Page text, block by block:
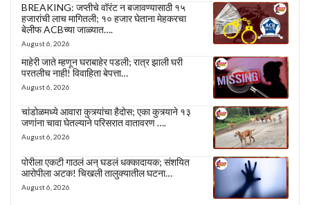
BREAKING: जप्तीचे वॉरंट न बजावण्यासाठी १५
हजारांची लाच मागितली; १० हजार घेताना मेहकरचा
बेलीफ ACBच्या जाळ्यात….
August 6, 2026
माहेरी जाते म्हणून घराबाहेर पडली; रात्र झाली घरी
परतलीच नाही! विवाहिता बेपत्ता…
August 6, 2026
चांडोळमध्ये आवारा कुत्र्यांचा हैदोस; एका कुत्र्याने १३
जणांना चावा घेतल्याने परिसरात वातावरण ….
August 6, 2026
पोरीला एकटी गाठलं अन् घडलं धक्कादायक; संशयित
आरोपीला अटक! चिखली तालुक्यातील घटना…
August 6, 2026